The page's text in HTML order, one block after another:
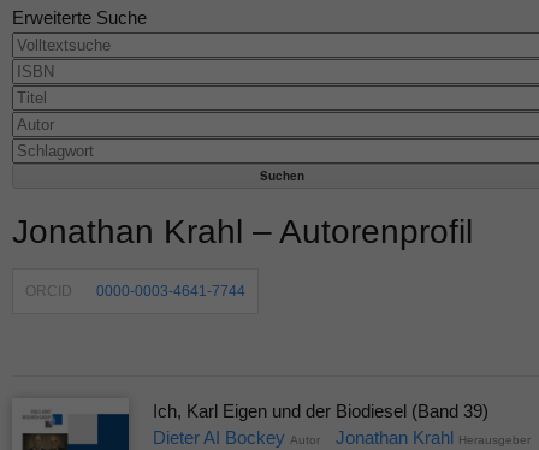
Erweiterte Suche
Jonathan Krahl – Autorenprofil
ORCID 0000-0003-4641-7744
Ich, Karl Eigen und der Biodiesel (Band 39)
Dieter AI Bockey Autor Jonathan Krahl Herausgeber